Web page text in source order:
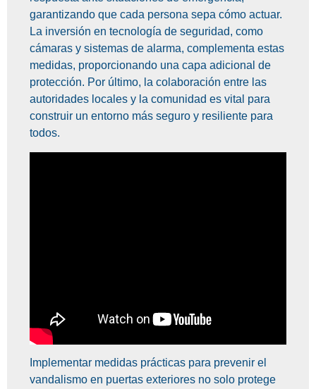
garantizando que cada persona sepa cómo actuar.
La inversión en tecnología de seguridad, como
cámaras y sistemas de alarma, complementa estas
medidas, proporcionando una capa adicional de
protección. Por último, la colaboración entre las
autoridades locales y la comunidad es vital para
construir un entorno más seguro y resiliente para
todos.
Implementar medidas prácticas para prevenir el
vandalismo en puertas exteriores no solo protege